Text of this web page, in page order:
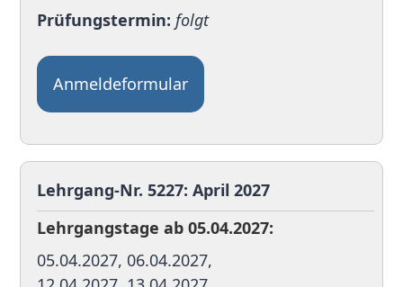
Prüfungstermin: folgt
Anmeldeformular
Lehrgang-Nr. 5227: April 2027
Lehrgangstage ab 05.04.2027:
05.04.2027, 06.04.2027,